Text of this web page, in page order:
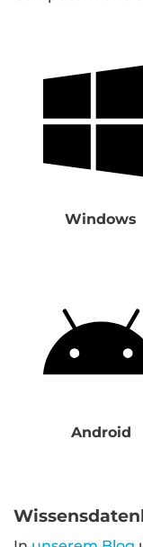
Windows
Android